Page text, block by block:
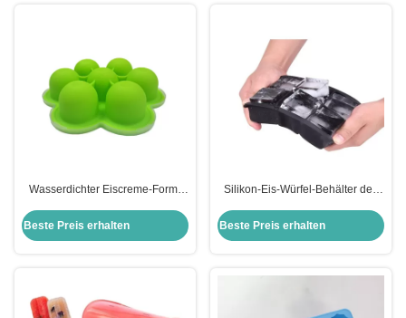
Wasserdichter Eiscreme-Form-
Hohlraum-BPA freier formte
Beste Preis erhalten
Silikon-Eis-Würfel-Behälter des
besonders angefertigtes
15.5*11*5cm
Beste Preis erhalten